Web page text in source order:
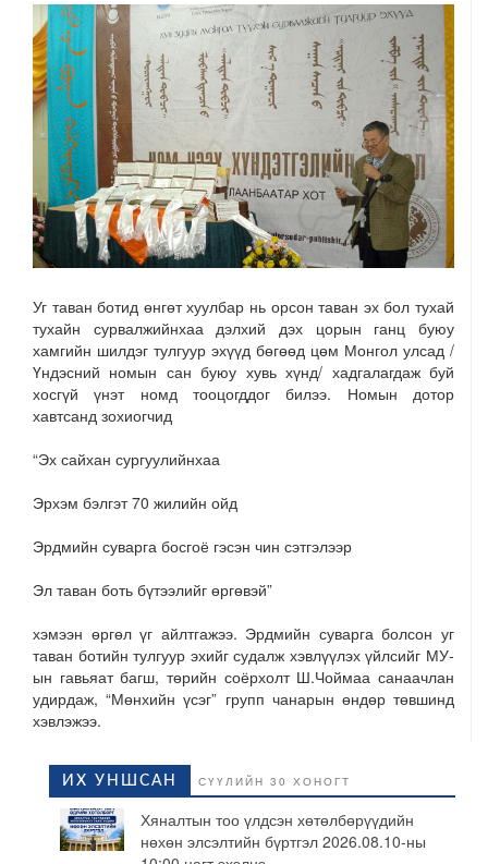
Уг таван ботид өнгөт хуулбар нь орсон таван эх бол тухай
тухайн сурвалжийнхаа дэлхий дэх цорын ганц буюу
хамгийн шилдэг тулгуур эхүүд бөгөөд цөм Монгол улсад /
Үндэсний номын сан буюу хувь хүнд/ хадгалагдаж буй
хосгүй үнэт номд тооцогддог билээ. Номын дотор
хавтсанд зохиогчид
“Эх сайхан сургуулийнхаа
Эрхэм бэлгэт 70 жилийн ойд
Эрдмийн суварга босгоё гэсэн чин сэтгэлээр
Эл таван боть бүтээлийг өргөвэй”
хэмээн өргөл үг айлтгажээ. Эрдмийн суварга болсон уг
таван ботийн тулгуур эхийг судалж хэвлүүлэх үйлсийг МУ-
ын гавьяат багш, төрийн соёрхолт Ш.Чоймаа санаачлан
удирдаж, “Мөнхийн үсэг” групп чанарын өндөр төвшинд
хэвлэжээ.
ИХ УНШСАН СҮҮЛИЙН 30 ХОНОГТ
Хяналтын тоо үлдсэн хөтөлбөрүүдийн
нөхөн элсэлтийн бүртгэл 2026.08.10-ны